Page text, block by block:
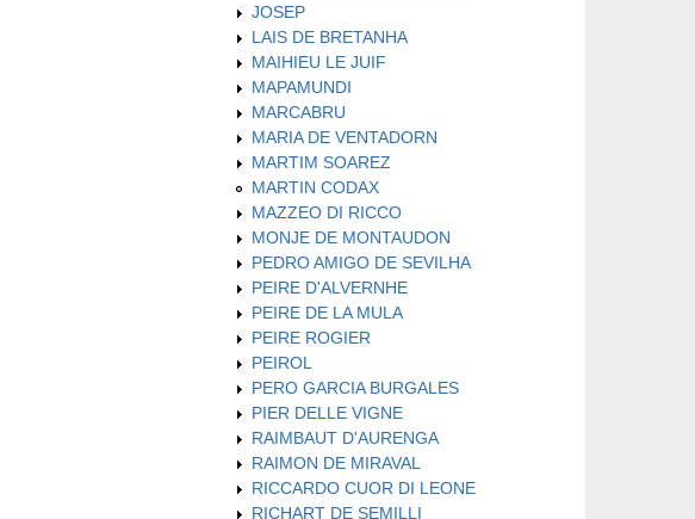
JOSEP
LAIS DE BRETANHA
MAIHIEU LE JUIF
MAPAMUNDI
MARCABRU
MARIA DE VENTADORN
MARTIM SOAREZ
MARTIN CODAX
MAZZEO DI RICCO
MONJE DE MONTAUDON
PEDRO AMIGO DE SEVILHA
PEIRE D'ALVERNHE
PEIRE DE LA MULA
PEIRE ROGIER
PEIROL
PERO GARCIA BURGALES
PIER DELLE VIGNE
RAIMBAUT D'AURENGA
RAIMON DE MIRAVAL
RICCARDO CUOR DI LEONE
RICHART DE SEMILLI